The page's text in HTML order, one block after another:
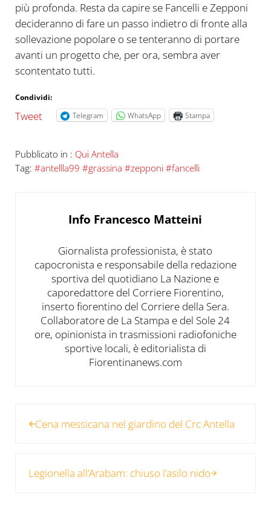
più profonda. Resta da capire se Fancelli e Zepponi
decideranno di fare un passo indietro di fronte alla
sollevazione popolare o se tenteranno di portare
avanti un progetto che, per ora, sembra aver
scontentato tutti.
Condividi:
Tweet Telegram WhatsApp Stampa
Pubblicato in : Qui Antella
Tag: #antellla99 #grassina #zepponi #fancelli
Info Francesco Matteini
Giornalista professionista, è stato
capocronista e responsabile della redazione
sportiva del quotidiano La Nazione e
caporedattore del Corriere Fiorentino,
inserto fiorentino del Corriere della Sera.
Collaboratore de La Stampa e del Sole 24
ore, opinionista in trasmissioni radiofoniche
sportive locali, è editorialista di
Fiorentinanews.com
Cena messicana nel giardino del Crc Antella
Legionella all’Arabam: chiuso l’asilo nido